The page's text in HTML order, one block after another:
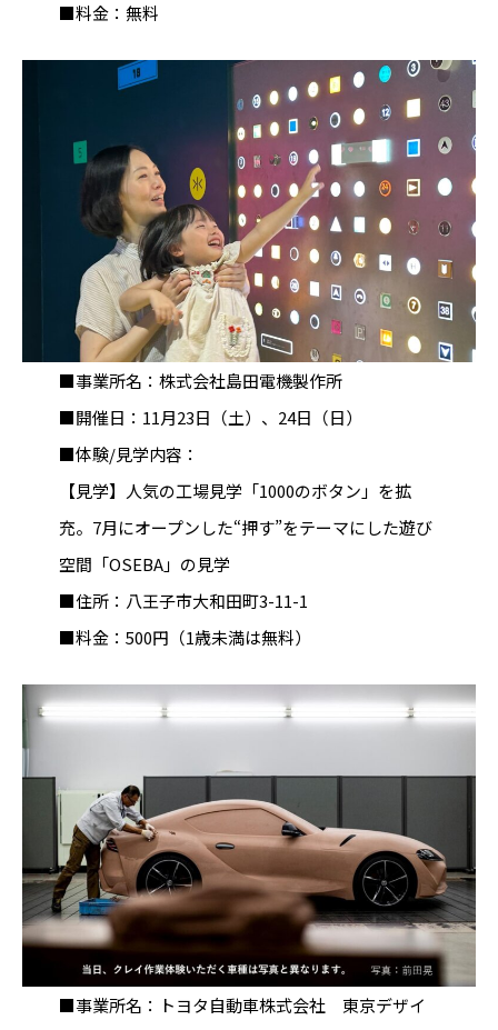
■料金：無料
■事業所名：株式会社島田電機製作所
■開催日：11月23日（土）、24日（日）
■体験/見学内容：
【見学】人気の工場見学「1000のボタン」を拡
充。7月にオープンした“押す”をテーマにした遊び
空間「OSEBA」の見学
■住所：八王子市大和田町3-11-1
■料金：500円（1歳未満は無料）
■事業所名：トヨタ自動車株式会社 東京デザイ